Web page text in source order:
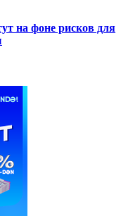
на фоне рисков для